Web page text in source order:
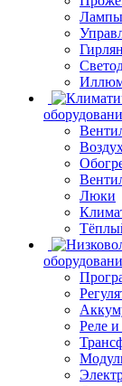
Лампы
Люки
Реле